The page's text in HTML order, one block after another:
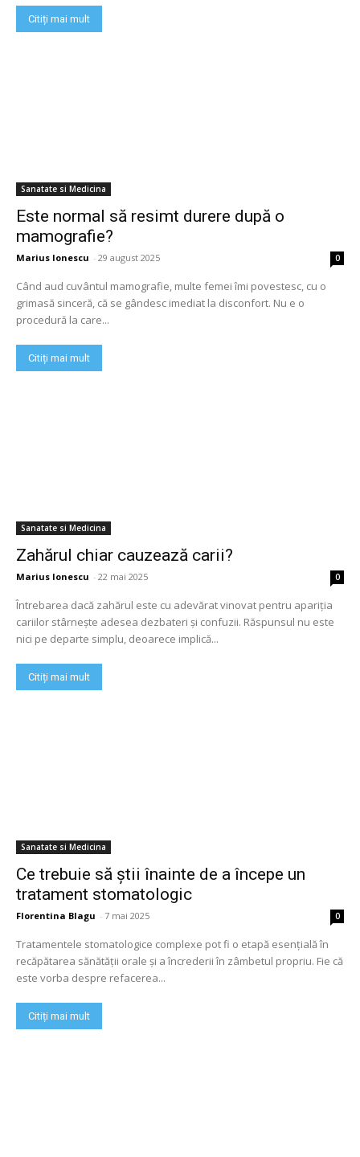
Citiți mai mult
Sanatate si Medicina
Este normal să resimt durere după o
mamografie?
Marius Ionescu - 29 august 2025 0
Când aud cuvântul mamografie, multe femei îmi povestesc, cu o
grimasă sinceră, că se gândesc imediat la disconfort. Nu e o
procedură la care...
Citiți mai mult
Sanatate si Medicina
Zahărul chiar cauzează carii?
Marius Ionescu - 22 mai 2025 0
Întrebarea dacă zahărul este cu adevărat vinovat pentru apariția
cariilor stârnește adesea dezbateri și confuzii. Răspunsul nu este
nici pe departe simplu, deoarece implică...
Citiți mai mult
Sanatate si Medicina
Ce trebuie să știi înainte de a începe un
tratament stomatologic
Florentina Blagu - 7 mai 2025 0
Tratamentele stomatologice complexe pot fi o etapă esențială în
recăpătarea sănătății orale și a încrederii în zâmbetul propriu. Fie că
este vorba despre refacerea...
Citiți mai mult